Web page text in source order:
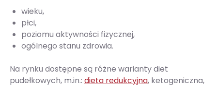
wieku,
płci,
poziomu aktywności fizycznej,
ogólnego stanu zdrowia.
Na rynku dostępne są różne warianty diet
pudełkowych, m.in.: dieta redukcyjna, ketogeniczna,